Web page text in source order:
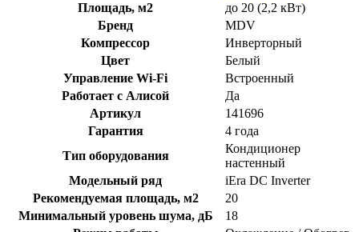
Площадь, м2
до 20 (2,2 кВт)
Бренд
MDV
Компрессор
Инверторный
Цвет
Белый
Управление Wi-Fi
Встроенный
Работает с Алисой
Да
Артикул
141696
Гарантия
4 года
Тип оборудования
Кондиционер
настенный
Модельный ряд
iEra DC Inverter
Рекомендуемая площадь, м2
20
Минимальный уровень шума, дБ
18